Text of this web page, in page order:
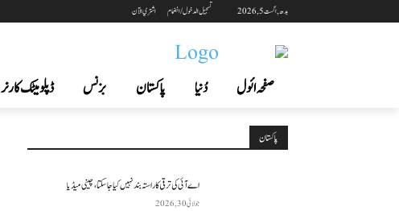
بدھ, اگست 5, 2026 تسجيل الدخول / انضمام اشتري الآن
صفحہ ائول دُنیا پاکستان بزنس ڈپلومیٹک کارنر
پاکستان
اے آئی کی ترقی کا راستہ بند نہیں کیا جا سکتا، چینی میڈیا
جولائی 30, 2026